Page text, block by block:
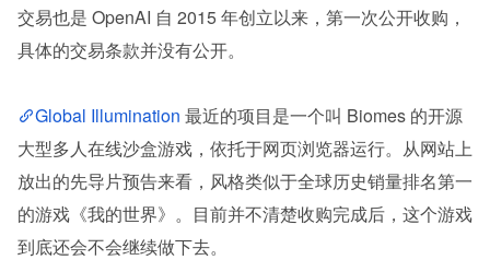
交易也是 OpenAI 自 2015 年创立以来，第一次公开收购，
具体的交易条款并没有公开。
Global Illumination 最近的项目是一个叫 Biomes 的开源
大型多人在线沙盒游戏，依托于网页浏览器运行。从网站上
放出的先导片预告来看，风格类似于全球历史销量排名第一
的游戏《我的世界》。目前并不清楚收购完成后，这个游戏
到底还会不会继续做下去。